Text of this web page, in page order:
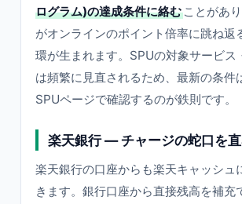
ログラム)の達成条件に絡む ことがあ
がオンラインのポイント倍率に跳ね返
環が生まれます。SPUの対象サービス
は頻繁に見直されるため、最新の条件
SPUページで確認するのが鉄則です。
楽天銀行 — チャージの蛇口を
楽天銀行の口座からも楽天キャッシュ
きます。銀行口座から直接残高を補充